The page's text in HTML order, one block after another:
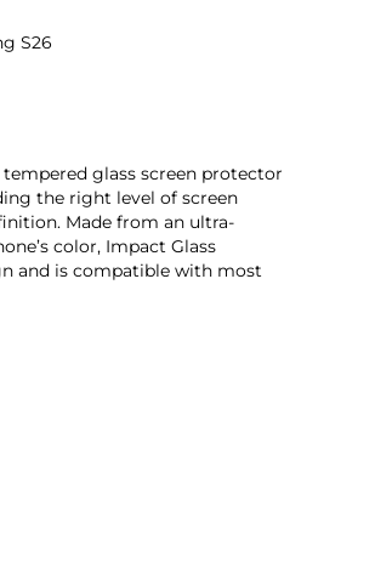
S26
glass screen protector
the right level of screen
Made from an ultra-
color, Impact Glass
and is compatible with most